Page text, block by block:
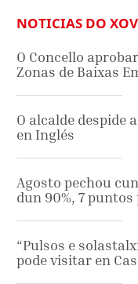
NOTICIAS DO
O Concello
Zonas de Baixas
O alcalde despide
en Inglés
Agosto pechou
dun 90%, 7
“Pulsos e
pode visitar en